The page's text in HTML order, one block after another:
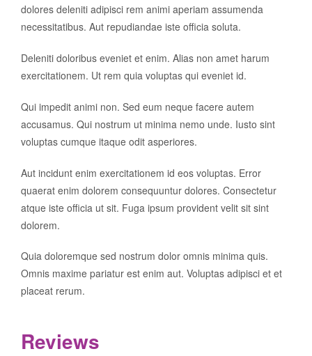
dolores deleniti adipisci rem animi aperiam assumenda
necessitatibus. Aut repudiandae iste officia soluta.
Deleniti doloribus eveniet et enim. Alias non amet harum
exercitationem. Ut rem quia voluptas qui eveniet id.
Qui impedit animi non. Sed eum neque facere autem
accusamus. Qui nostrum ut minima nemo unde. Iusto sint
voluptas cumque itaque odit asperiores.
Aut incidunt enim exercitationem id eos voluptas. Error
quaerat enim dolorem consequuntur dolores. Consectetur
atque iste officia ut sit. Fuga ipsum provident velit sit sint
dolorem.
Quia doloremque sed nostrum dolor omnis minima quis.
Omnis maxime pariatur est enim aut. Voluptas adipisci et et
placeat rerum.
Reviews